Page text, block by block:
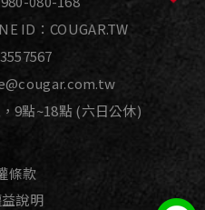
ID：COUGAR.TW
9點~18點 (六日公休)
條款
說明